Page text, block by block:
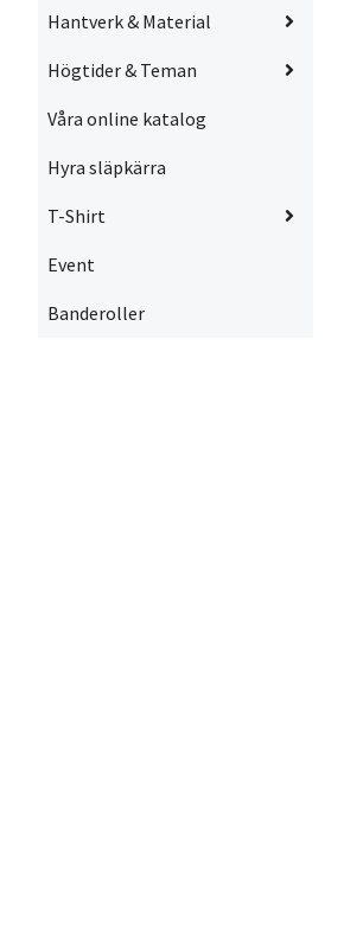
Hantverk & Material
Högtider & Teman
Våra online katalog
Hyra släpkärra
T-Shirt
Event
Banderoller